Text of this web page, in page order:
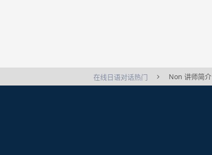
在线日语对话热门 Non 讲师简介